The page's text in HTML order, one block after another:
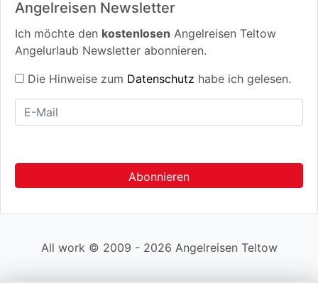
Angelreisen Newsletter
Ich möchte den kostenlosen Angelreisen Teltow
Angelurlaub Newsletter abonnieren.
Die Hinweise zum Datenschutz habe ich gelesen.
All work © 2009 - 2026 Angelreisen Teltow